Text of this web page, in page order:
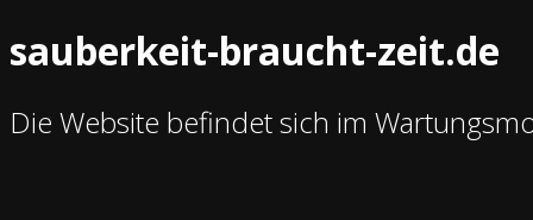
sauberkeit-braucht-zeit.de
Die Website befindet sich im